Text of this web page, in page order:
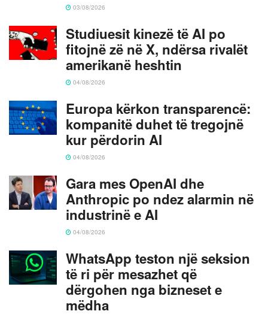
03/08/2026
Studiuesit kinezë të AI po
fitojnë zë në X, ndërsa rivalët
amerikanë heshtin
04/08/2026
Europa kërkon transparencë:
kompanitë duhet të tregojnë
kur përdorin AI
04/08/2026
Gara mes OpenAI dhe
Anthropic po ndez alarmin në
industrinë e AI
04/08/2026
WhatsApp teston një seksion
të ri për mesazhet që
dërgohen nga bizneset e
mëdha